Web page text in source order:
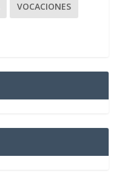
VOCACIONES